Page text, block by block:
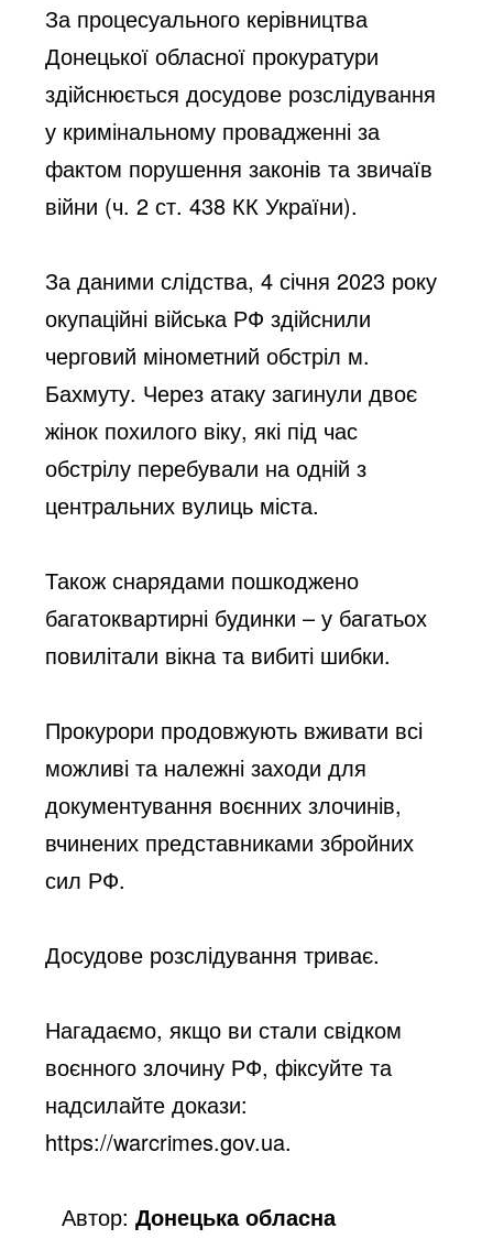
За процесуального керівництва
Донецької обласної прокуратури
здійснюється досудове розслідування
у кримінальному провадженні за
фактом порушення законів та звичаїв
війни (ч. 2 ст. 438 КК України).
За даними слідства, 4 січня 2023 року
окупаційні війська РФ здійснили
черговий мінометний обстріл м.
Бахмуту. Через атаку загинули двоє
жінок похилого віку, які під час
обстрілу перебували на одній з
центральних вулиць міста.
Також снарядами пошкоджено
багатоквартирні будинки – у багатьох
повилітали вікна та вибиті шибки.
Прокурори продовжують вживати всі
можливі та належні заходи для
документування воєнних злочинів,
вчинених представниками збройних
сил РФ.
Досудове розслідування триває.
Нагадаємо, якщо ви стали свідком
воєнного злочину РФ, фіксуйте та
https://warcrimes.gov.ua.
Автор:Донецька обласна